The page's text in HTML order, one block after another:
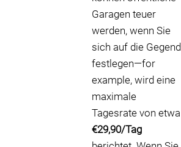
Garagen teuer
werden, wenn Sie
sich auf die Gegend
festlegen—for
example, wird eine
maximale
Tagesrate von etwa
€29,90/Tag